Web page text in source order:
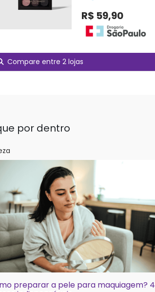
R$ 59,90
Compare entre 2 lojas
por dentro
preparar a pele para maquiagem? 4